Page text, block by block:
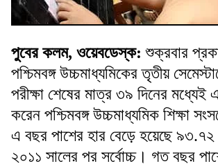
পুবের কলম, ওয়েবডেস্ক: শুক্রবার
পশ্চিমবঙ্গ উচ্চমাধ্যমিকের তৃতীয়
পরীক্ষা শেষের মাত্র ৩৯ দিনের
করেন পশ্চিমবঙ্গ উচ্চমাধ্যমিক শিক্ষা
এ বছর পাশের হার বেড়ে হয়েছে ৯৩.৭২
২০১১ সালের পর সর্বোচ্চ। গত বছর